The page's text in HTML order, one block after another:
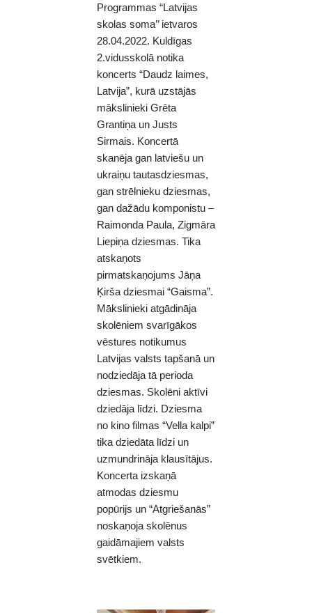
Programmas “Latvijas
skolas soma’’ ietvaros
28.04.2022. Kuldīgas
2.vidusskolā notika
koncerts “Daudz laimes,
Latvija”, kurā uzstājās
mākslinieki Grēta
Grantiņa un Justs
Sirmais. Koncertā
skanēja gan latviešu un
ukraiņu tautasdziesmas,
gan strēlnieku dziesmas,
gan dažādu komponistu –
Raimonda Paula, Zigmāra
Liepiņa dziesmas. Tika
atskaņots
pirmatskaņojums Jāņa
Ķirša dziesmai “Gaisma”.
Mākslinieki atgādināja
skolēniem svarīgākos
vēstures notikumus
Latvijas valsts tapšanā un
nodziedāja tā perioda
dziesmas. Skolēni aktīvi
dziedāja līdzi. Dziesma
no kino filmas “Vella kalpi”
tika dziedāta līdzi un
uzmundrināja klausītājus.
Koncerta izskaņā
atmodas dziesmu
popūrijs un “Atgriešanās”
noskaņoja skolēnus
gaidāmajiem valsts
svētkiem.